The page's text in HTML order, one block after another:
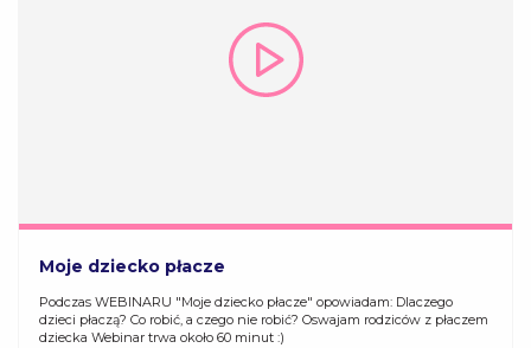
Moje dziecko płacze
Podczas WEBINARU "Moje dziecko płacze" opowiadam: Dlaczego
dzieci płaczą? Co robić, a czego nie robić? Oswajam rodziców z płaczem
dziecka Webinar trwa około 60 minut :)